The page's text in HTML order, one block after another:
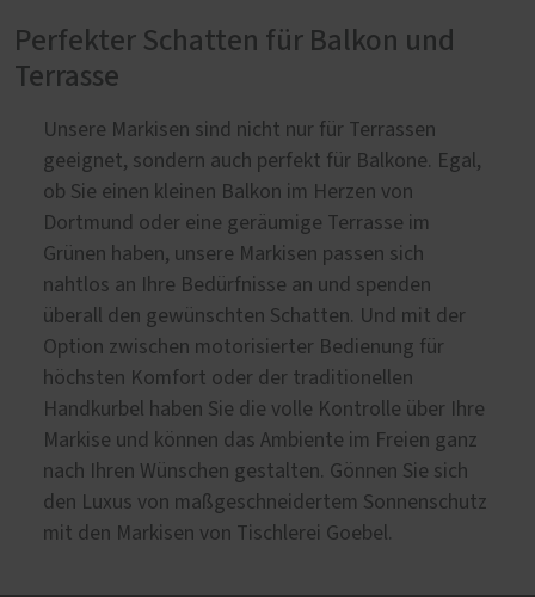
Perfekter Schatten für Balkon und
Terrasse
Unsere Markisen sind nicht nur für Terrassen
geeignet, sondern auch perfekt für Balkone. Egal,
ob Sie einen kleinen Balkon im Herzen von
Dortmund oder eine geräumige Terrasse im
Grünen haben, unsere Markisen passen sich
nahtlos an Ihre Bedürfnisse an und spenden
überall den gewünschten Schatten. Und mit der
Option zwischen motorisierter Bedienung für
höchsten Komfort oder der traditionellen
Handkurbel haben Sie die volle Kontrolle über Ihre
Markise und können das Ambiente im Freien ganz
nach Ihren Wünschen gestalten. Gönnen Sie sich
den Luxus von maßgeschneidertem Sonnenschutz
mit den Markisen von Tischlerei Goebel.